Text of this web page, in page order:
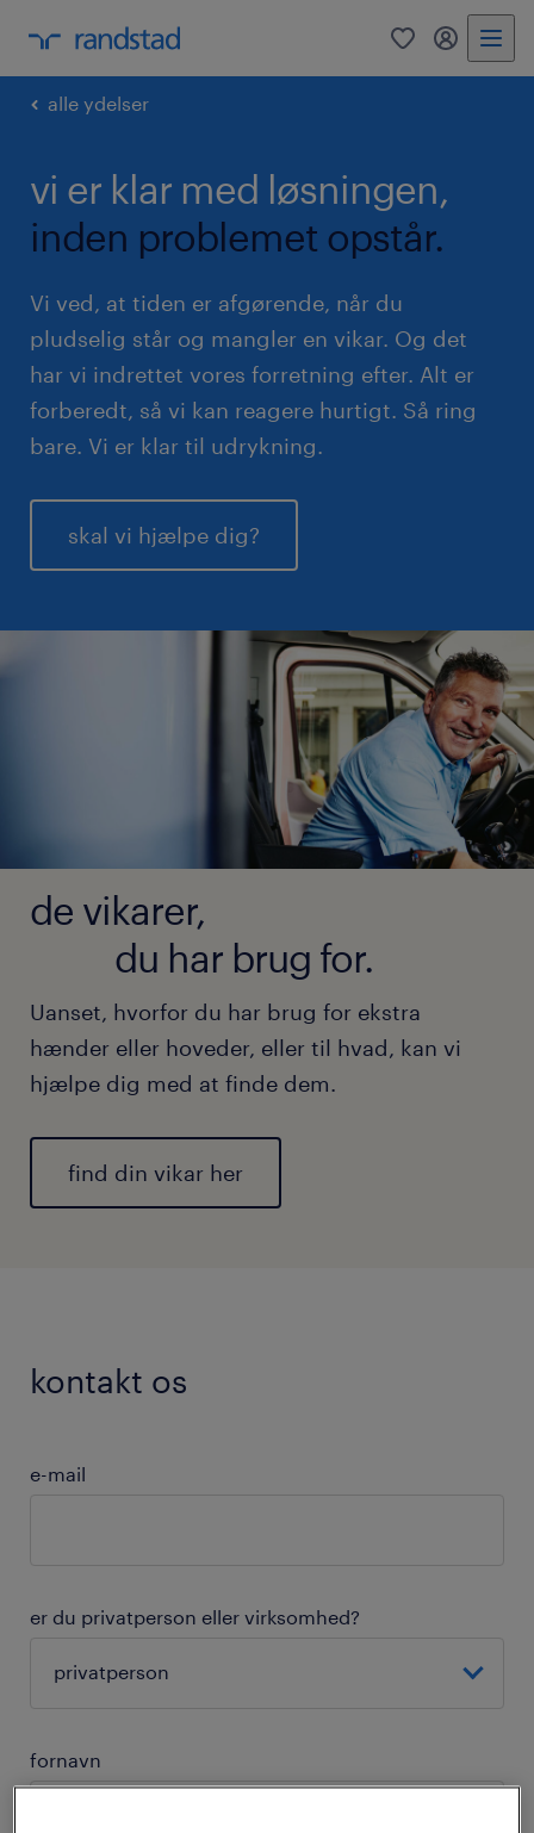
0
alle ydelser
vi er klar med løsningen,
inden problemet opstår.
Vi ved, at tiden er afgørende, når du
pludselig står og mangler en vikar. Og det
har vi indrettet vores forretning efter. Alt er
forberedt, så vi kan reagere hurtigt. Så ring
bare. Vi er klar til udrykning.
skal vi hjælpe dig?
de vikarer,
du har brug for.
Uanset, hvorfor du har brug for ekstra
hænder eller hoveder, eller til hvad, kan vi
hjælpe dig med at finde dem.
find din vikar her
kontakt os
e-mail
er du privatperson eller virksomhed?
fornavn